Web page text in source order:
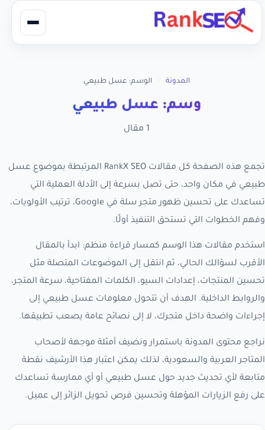
المدونة الوسم: عسل طبيعي
وسم: عسل طبيعي
1 مقال
تجمع هذه الصفحة كل مقالات RankX SEO المرتبطة بموضوع عسل
طبيعي في مكان واحد، حتى تصل بسرعة إلى الأدلة العملية التي
تساعدك على تحسين ظهور متجر سلة في Google، ترتيب الأولويات،
وفهم الخطوات التي تستحق التنفيذ أولًا.
استخدم مقالات هذا الوسم كمسار قراءة منظم: ابدأ بالمقال
الأقرب لسؤالك الحالي، ثم انتقل إلى الموضوعات المتصلة مثل
تحسين المنتجات، إعدادات السيو، الكلمات المفتاحية، سرعة المتجر،
والروابط الداخلية. الهدف أن تتحول معلومات عسل طبيعي إلى
إجراءات واضحة داخل متجرك، لا إلى نصائح عامة يصعب تطبيقها.
نراجع محتوى المدونة باستمرار ونضيف أمثلة موجهة لأصحاب
المتاجر العربية والسعودية، لذلك يمكن اعتبار هذا الأرشيف نقطة
متابعة لأي تحديث جديد حول عسل طبيعي أو أي ممارسة تساعدك
على رفع الزيارات المؤهلة وتحسين فرص تحويل الزائر إلى عميل.